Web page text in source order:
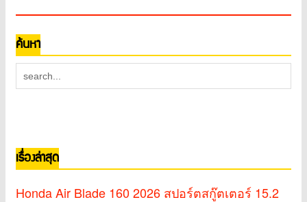
ค้นหา
เรื่องล่าสุด
Honda Air Blade 160 2026 สปอร์ตสกู๊ตเตอร์ 15.2